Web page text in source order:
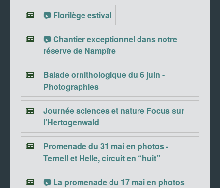
📷 Florilège estival
📷 Chantier exceptionnel dans notre
réserve de Nampîre
Balade ornithologique du 6 juin -
Photographies
Journée sciences et nature Focus sur
l’Hertogenwald
Promenade du 31 mai en photos -
Ternell et Helle, circuit en “huit”
📷 La promenade du 17 mai en photos